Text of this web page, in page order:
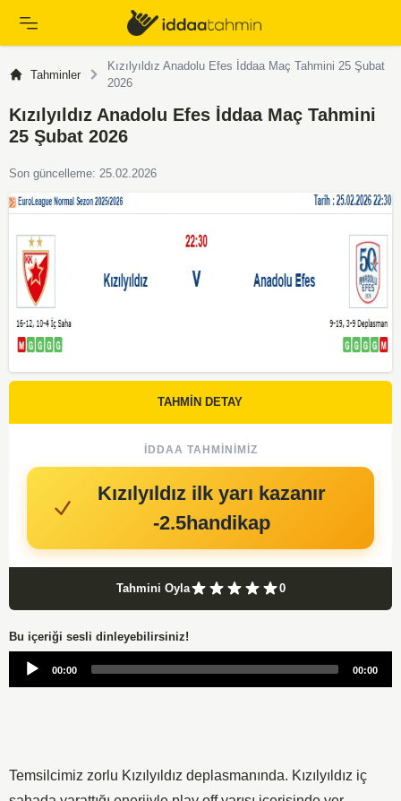
Tahminler
Kızılyıldız Anadolu Efes İddaa Maç Tahmini 25 Şubat
2026
Kızılyıldız Anadolu Efes İddaa Maç Tahmini
25 Şubat 2026
Son güncelleme: 25.02.2026
TAHMİN DETAY
İDDAA TAHMINIMIZ
Kızılyıldız ilk yarı kazanır
-2.5handikap
Tahmini Oyla 0
Bu içeriği sesli dinleyebilirsiniz!
Audio
00:00 00:00
Temsilcimiz zorlu Kızılyıldız deplasmanında. Kızılyıldız iç